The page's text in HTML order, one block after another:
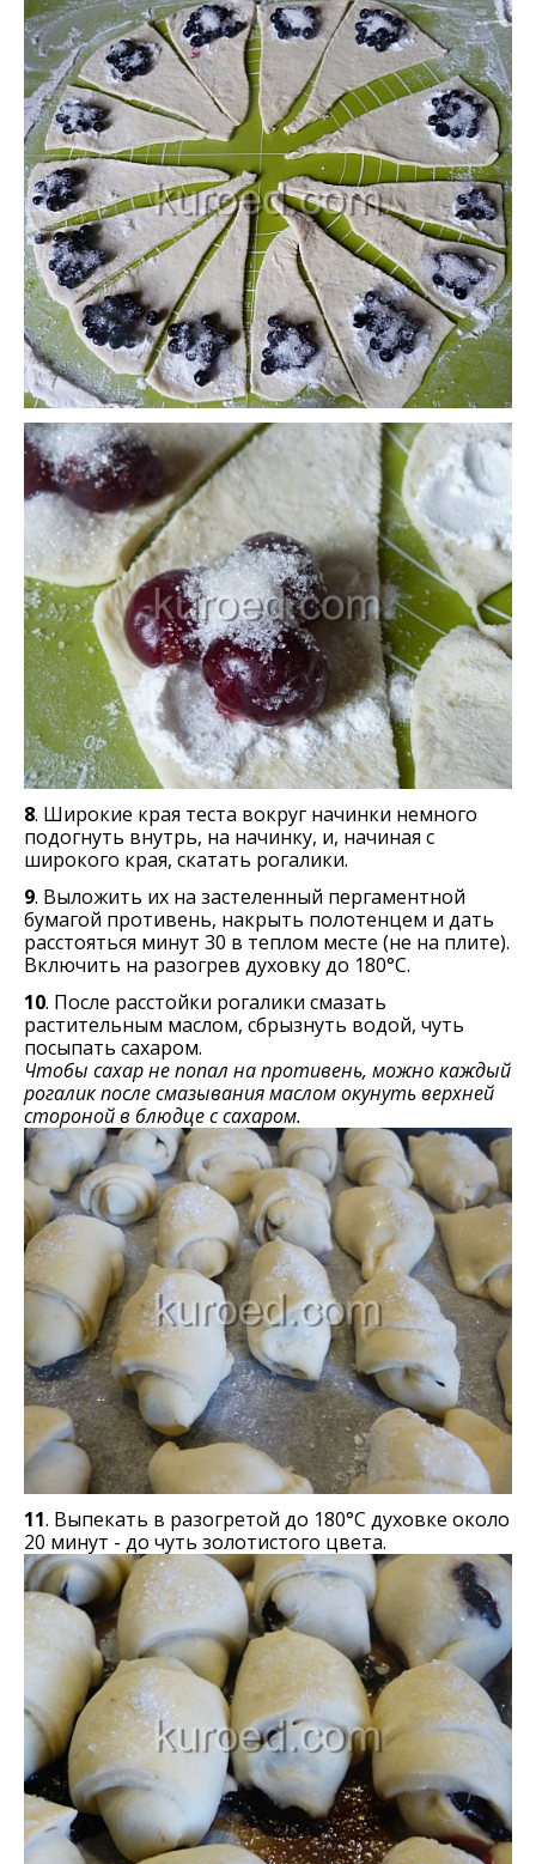
8. Широкие края теста вокруг начинки немного
подогнуть внутрь, на начинку, и, начиная с
широкого края, скатать рогалики.
9. Выложить их на застеленный пергаментной
бумагой противень, накрыть полотенцем и дать
расстояться минут 30 в теплом месте (не на плите).
Включить на разогрев духовку до 180°С.
10. После расстойки рогалики смазать
растительным маслом, сбрызнуть водой, чуть
посыпать сахаром.
Чтобы сахар не попал на противень, можно каждый
рогалик после смазывания маслом окунуть верхней
стороной в блюдце с сахаром.
11. Выпекать в разогретой до 180°С духовке около
20 минут - до чуть золотистого цвета.